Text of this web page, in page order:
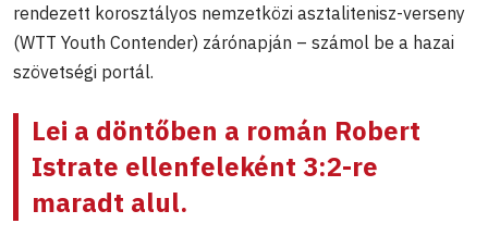
rendezett korosztályos nemzetközi asztalitenisz-verseny
(WTT Youth Contender) zárónapján – számol be a hazai
szövetségi portál.
Lei a döntőben a román Robert
Istrate ellenfeleként 3:2-re
maradt alul.